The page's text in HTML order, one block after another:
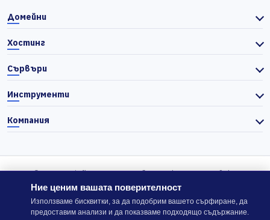
Домейни
Хостинг
Сървъри
Инструменти
Компания
© 2026 Actiefhost. Съгласно българското търговско
законодателство цените в сайта се показват без ДДС, а ДДС се
изчислява отделно при завършване на поръчката, когато е
приложимо.
Ние ценим вашата поверителност
Използваме бисквитки, за да подобрим вашето сърфиране, да
предоставим анализи и да показваме подходящо съдържание.